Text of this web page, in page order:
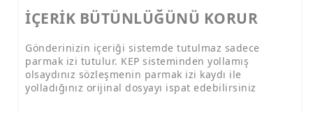
İÇERİK BÜTÜNLÜĞÜNÜ KORUR
Gönderinizin içeriği sistemde tutulmaz sadece
parmak izi tutulur. KEP sisteminden yollamış
olsaydınız sözleşmenin parmak izi kaydı ile
yolladığınız orijinal dosyayı ispat edebilirsiniz